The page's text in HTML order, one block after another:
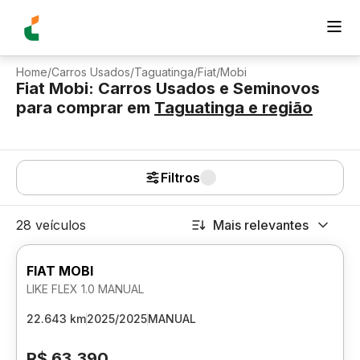
Home/Carros Usados/Taguatinga/Fiat/Mobi
Fiat Mobi: Carros Usados e Seminovos
para comprar em Taguatinga e região
Filtros
28 veículos Mais relevantes
FIAT MOBI
LIKE FLEX 1.0 MANUAL
22.643 km2025/2025MANUAL